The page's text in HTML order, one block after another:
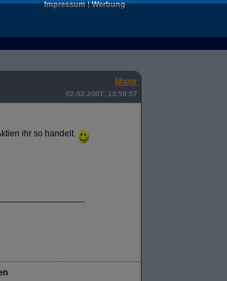
Impressum|Werbung
Major
02.02.2007, 13:59:57
ihr so handelt.